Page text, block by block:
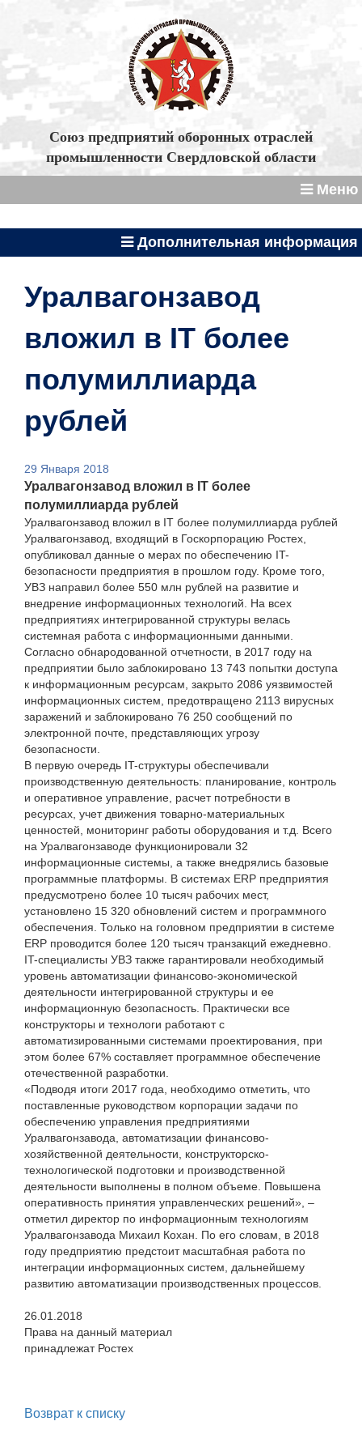
Союз предприятий оборонных отраслей
промышленности Свердловской области
Меню
Дополнительная информация
Уралвагонзавод
вложил в IT более
полумиллиарда
рублей
29 Января 2018
Уралвагонзавод вложил в IT более
полумиллиарда рублей
Уралвагонзавод вложил в IT более полумиллиарда рублей
Уралвагонзавод, входящий в Госкорпорацию Ростех,
опубликовал данные о мерах по обеспечению IT-
безопасности предприятия в прошлом году. Кроме того,
УВЗ направил более 550 млн рублей на развитие и
внедрение информационных технологий. На всех
предприятиях интегрированной структуры велась
системная работа с информационными данными.
Согласно обнародованной отчетности, в 2017 году на
предприятии было заблокировано 13 743 попытки доступа
к информационным ресурсам, закрыто 2086 уязвимостей
информационных систем, предотвращено 2113 вирусных
заражений и заблокировано 76 250 сообщений по
электронной почте, представляющих угрозу
безопасности.
В первую очередь IT-структуры обеспечивали
производственную деятельность: планирование, контроль
и оперативное управление, расчет потребности в
ресурсах, учет движения товарно-материальных
ценностей, мониторинг работы оборудования и т.д. Всего
на Уралвагонзаводе функционировали 32
информационные системы, а также внедрялись базовые
программные платформы. В системах ERP предприятия
предусмотрено более 10 тысяч рабочих мест,
установлено 15 320 обновлений систем и программного
обеспечения. Только на головном предприятии в системе
ERP проводится более 120 тысяч транзакций ежедневно.
IT-специалисты УВЗ также гарантировали необходимый
уровень автоматизации финансово-экономической
деятельности интегрированной структуры и ее
информационную безопасность. Практически все
конструкторы и технологи работают с
автоматизированными системами проектирования, при
этом более 67% составляет программное обеспечение
отечественной разработки.
«Подводя итоги 2017 года, необходимо отметить, что
поставленные руководством корпорации задачи по
обеспечению управления предприятиями
Уралвагонзавода, автоматизации финансово-
хозяйственной деятельности, конструкторско-
технологической подготовки и производственной
деятельности выполнены в полном объеме. Повышена
оперативность принятия управленческих решений», –
отметил директор по информационным технологиям
Уралвагонзавода Михаил Кохан. По его словам, в 2018
году предприятию предстоит масштабная работа по
интеграции информационных систем, дальнейшему
развитию автоматизации производственных процессов.
26.01.2018
Права на данный материал
принадлежат Ростех
Возврат к списку